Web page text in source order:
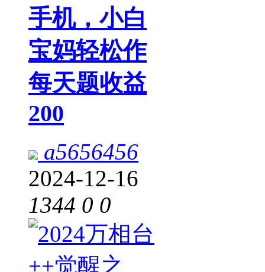
手机，小白
宝妈轻松作
每天题收益
200
a5656456
2024-12-16
1344 0 0